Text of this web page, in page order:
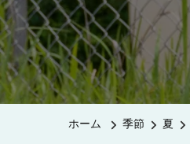
ホーム 季節 夏